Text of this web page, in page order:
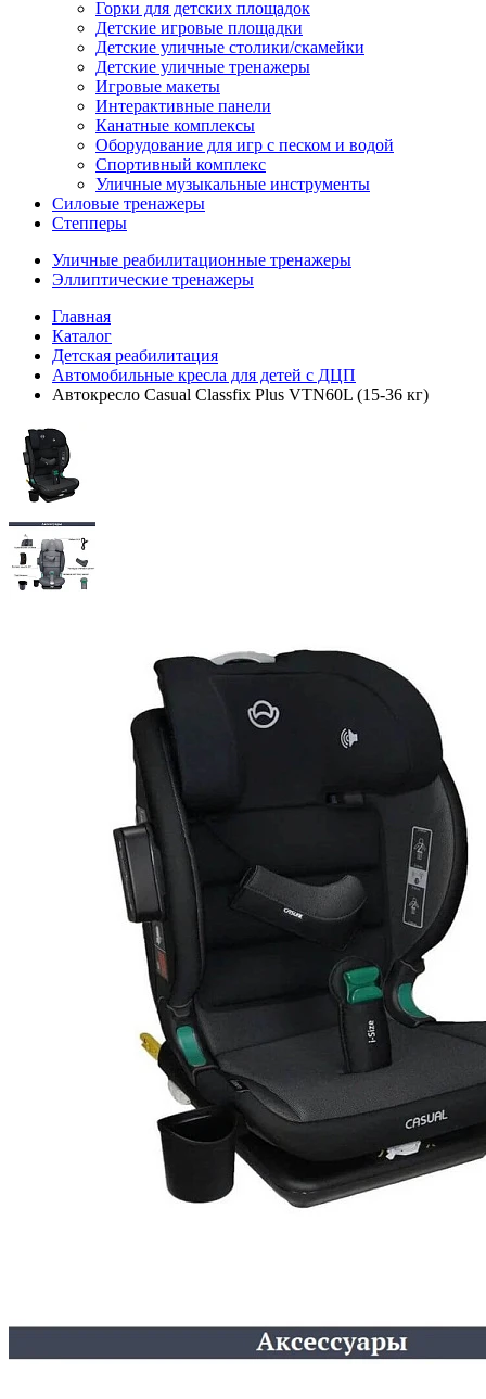
Горки для детских площадок
Детские игровые площадки
Детские уличные столики/скамейки
Детские уличные тренажеры
Игровые макеты
Интерактивные панели
Канатные комплексы
Оборудование для игр с песком и водой
Спортивный комплекс
Уличные музыкальные инструменты
Силовые тренажеры
Степперы
Уличные реабилитационные тренажеры
Эллиптические тренажеры
Главная
Каталог
Детская реабилитация
Автомобильные кресла для детей с ДЦП
Автокресло Casual Classfix Plus VTN60L (15-36 кг)